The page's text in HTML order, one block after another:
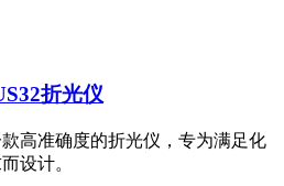
折光仪
高准确度的折光仪，专为满足化
设计。